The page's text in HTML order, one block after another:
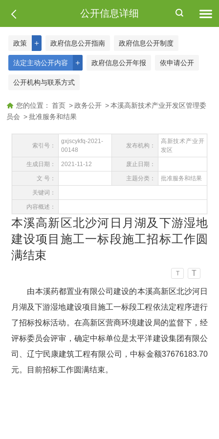
公开信息详细
＋
政策 政府信息公开指南 政府信息公开制度
＋
法定主动公开内容 政府信息公开年报 依申请公开
公开机构与联系方式
您的位置： 首页 > 政务公开 > 本溪高新技术产业开发区管理委
员会 > 批准服务和结果
索引号：
gxjscykfq-2021-
00148
发布机构：
高新技术产业开
发区
生成日期： 2021-11-12 废止日期：
文 号： 主题分类： 批准服务和结果
关键词：
内容概述：
本溪高新区北沙河日月湖及下游湿地
建设项目施工一标段施工招标工作圆
满结束
T T
由本溪药都置业有限公司建设的本溪高新区北沙河日
月湖及下游湿地建设项目施工一标段工程依法定程序进行
了招标投标活动。在高新区营商环境建设局的监督下，经
评标委员会评审，确定中标单位是太平洋建设集团有限公
司、辽宁民康建筑工程有限公司，中标金额37676183.70
元。目前招标工作圆满结束。